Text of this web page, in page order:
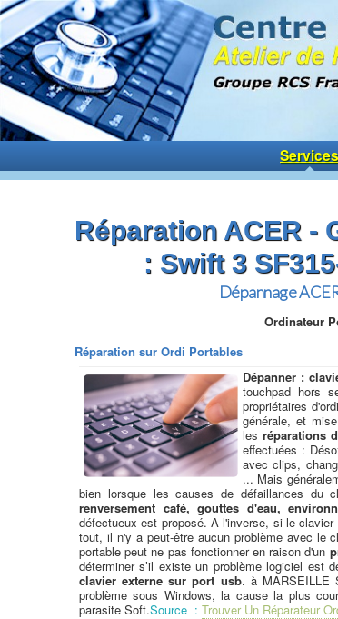
Réparation ACER -
: Swift 3
Dépannage
Ordinateur
Réparation sur Ordi Portables
Dépanner :
touchpad hors
propriétaires
générale, et
lesréparations
effectuées :
avec clips,
... Mais
bien lorsque les causes de défaillances du
renversement café, gouttes d'eau,
défectueux est proposé. A l'inverse, si le
tout, il n'y a peut-être aucun problème avec le
portable peut ne pas fonctionner en raison d'un
déterminer s’il existe un problème logiciel est
clavier externe sur port usb. à MARSEILLE
problème sous Windows, la cause la plus
parasite Soft.Source : Trouver Un Réparateur